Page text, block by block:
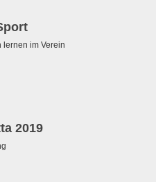
lernen im Verein
2019